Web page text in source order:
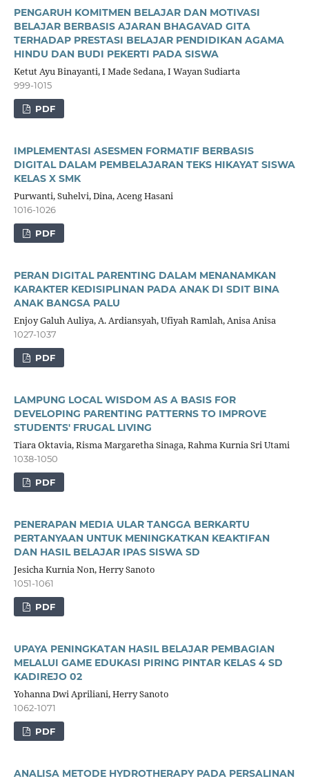
PENGARUH KOMITMEN BELAJAR DAN MOTIVASI
BELAJAR BERBASIS AJARAN BHAGAVAD GITA
TERHADAP PRESTASI BELAJAR PENDIDIKAN AGAMA
HINDU DAN BUDI PEKERTI PADA SISWA
Ketut Ayu Binayanti, I Made Sedana, I Wayan Sudiarta
999-1015
PDF
IMPLEMENTASI ASESMEN FORMATIF BERBASIS
DIGITAL DALAM PEMBELAJARAN TEKS HIKAYAT SISWA
KELAS X SMK
Purwanti, Suhelvi, Dina, Aceng Hasani
1016-1026
PDF
PERAN DIGITAL PARENTING DALAM MENANAMKAN
KARAKTER KEDISIPLINAN PADA ANAK DI SDIT BINA
ANAK BANGSA PALU
Enjoy Galuh Auliya, A. Ardiansyah, Ufiyah Ramlah, Anisa Anisa
1027-1037
PDF
LAMPUNG LOCAL WISDOM AS A BASIS FOR
DEVELOPING PARENTING PATTERNS TO IMPROVE
STUDENTS' FRUGAL LIVING
Tiara Oktavia, Risma Margaretha Sinaga, Rahma Kurnia Sri Utami
1038-1050
PDF
PENERAPAN MEDIA ULAR TANGGA BERKARTU
PERTANYAAN UNTUK MENINGKATKAN KEAKTIFAN
DAN HASIL BELAJAR IPAS SISWA SD
Jesicha Kurnia Non, Herry Sanoto
1051-1061
PDF
UPAYA PENINGKATAN HASIL BELAJAR PEMBAGIAN
MELALUI GAME EDUKASI PIRING PINTAR KELAS 4 SD
KADIREJO 02
Yohanna Dwi Apriliani, Herry Sanoto
1062-1071
PDF
ANALISA METODE HYDROTHERAPY PADA PERSALINAN